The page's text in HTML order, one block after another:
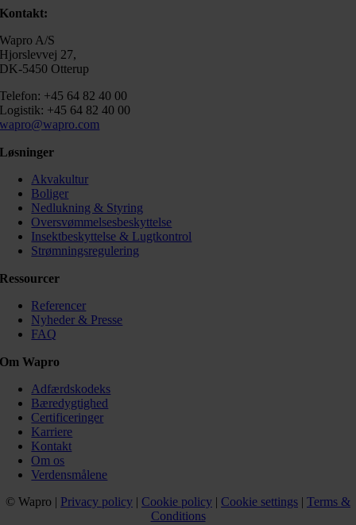
Kontakt:
Wapro A/S
Hjorslevvej 27,
DK-5450 Otterup
Telefon: +45 64 82 40 00
Logistik: +45 64 82 40 00
wapro@wapro.com
Løsninger
Akvakultur
Boliger
Nedlukning & Styring
Oversvømmelsesbeskyttelse
Insektbeskyttelse & Lugtkontrol
Strømningsregulering
Ressourcer
Referencer
Nyheder & Presse
FAQ
Om Wapro
Adfærdskodeks
Bæredygtighed
Certificeringer
Karriere
Kontakt
Om os
Verdensmålene
© Wapro | Privacy policy | Cookie policy | Cookie settings | Terms &
Conditions